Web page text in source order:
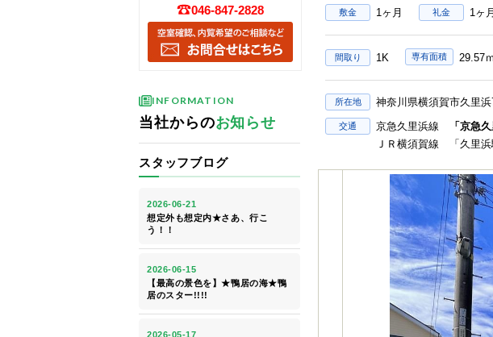
敷金 1ヶ月 礼金 1ヶ月
間取り 1K 専有面積 29.57ｍ
所在地 神奈川県横須賀市久里
交通 京急久里浜線 「京急
ＪＲ横須賀線 「久里
046-847-2828
INFORMATION
当社からのお知らせ
スタッフブログ